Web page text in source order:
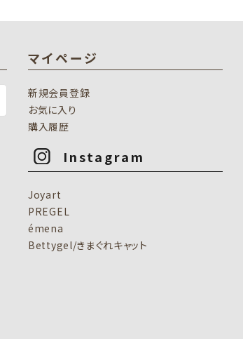
マイページ
新規会員登録
お気に入り
購入履歴
Instagram
Joyart
PREGEL
émena
Bettygel/きまぐれキャット